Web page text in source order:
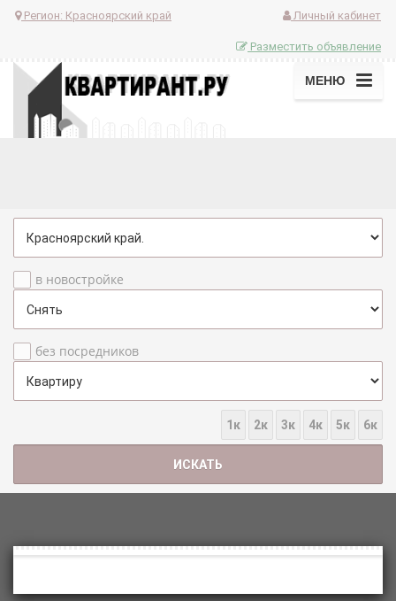
Регион: Красноярский край Личный кабинет
Разместить объявление
МЕНЮ
в новостройке
без посредников
1к 2к 3к 4к 5к 6к